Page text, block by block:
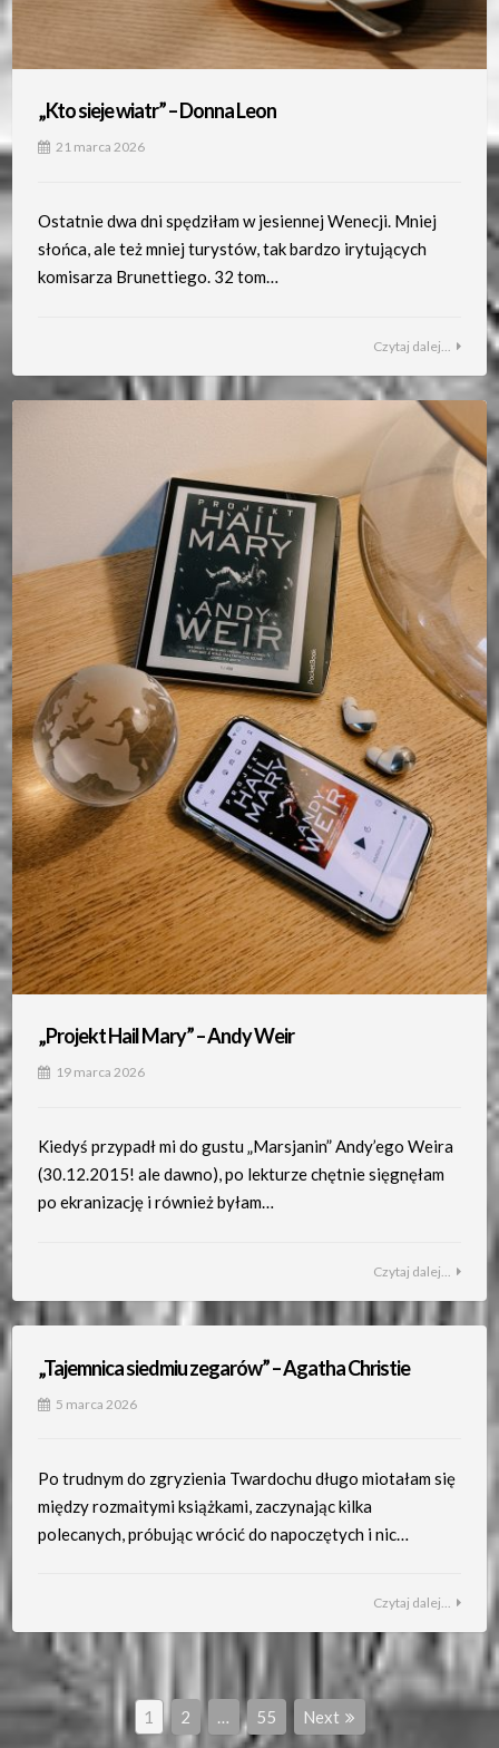
„Kto sieje wiatr” – Donna Leon
21 marca 2026
Ostatnie dwa dni spędziłam w jesiennej Wenecji. Mniej
słońca, ale też mniej turystów, tak bardzo irytujących
komisarza Brunettiego. 32 tom…
Czytaj dalej...
„Projekt Hail Mary” – Andy Weir
19 marca 2026
Kiedyś przypadł mi do gustu „Marsjanin” Andy’ego Weira
(30.12.2015! ale dawno), po lekturze chętnie sięgnęłam
po ekranizację i również byłam…
Czytaj dalej...
„Tajemnica siedmiu zegarów” – Agatha Christie
5 marca 2026
Po trudnym do zgryzienia Twardochu długo miotałam się
między rozmaitymi książkami, zaczynając kilka
polecanych, próbując wrócić do napoczętych i nic…
Czytaj dalej...
Stronicowanie
wpisów
Page
1 Page
2 … Page
55 Next